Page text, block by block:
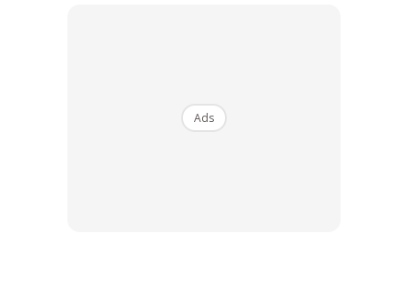
merencat enzim ini akan mengurangkan tekanan darah.
Ads